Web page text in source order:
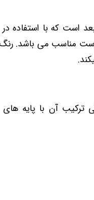
است که با استفاده
مناسب می باشد.
آن با پایه های